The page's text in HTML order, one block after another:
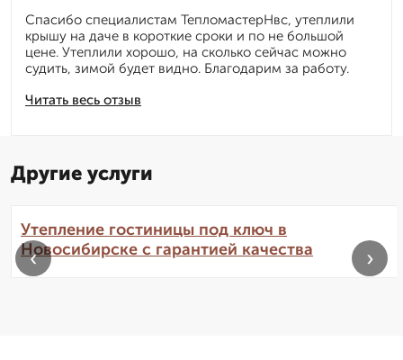
Читать весь отзыв
Спасибо специалистам ТепломастерНвс, утеплили
крышу на даче в короткие сроки и по не большой
цене. Утеплили хорошо, на сколько сейчас можно
судить, зимой будет видно. Благодарим за работу.
Другие услуги
Утепление гостиницы под ключ в
Новосибирске с гарантией качества
‹ ›